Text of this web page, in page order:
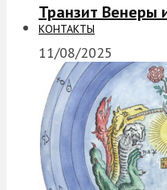
КОНТАКТЫ
Транзит Венеры
11/08/2025